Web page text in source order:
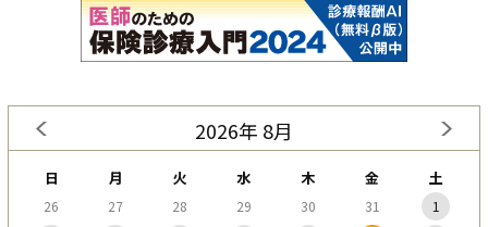
2026年 8月
日 月 火 水 木 金 土
26 27 28 29 30 31
1